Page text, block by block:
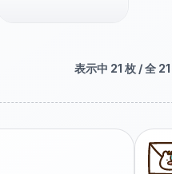
表示中 21 枚 / 全 21